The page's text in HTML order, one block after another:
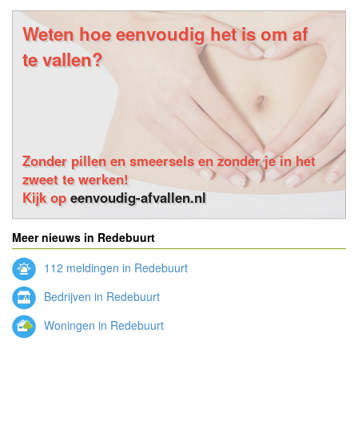
Weten hoe eenvoudig het is om af
te vallen?
Zonder pillen en smeersels en zonder je in het
zweet te werken!
Kijk opeenvoudig-afvallen.nl
Meer nieuws in Redebuurt
112 meldingen in Redebuurt
Bedrijven in Redebuurt
Woningen in Redebuurt